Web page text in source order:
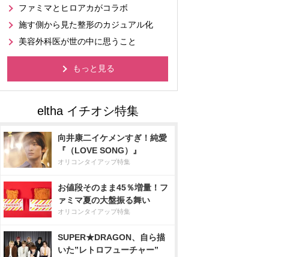
ファミマとヒロアカがコラボ
施す側から見た整形のカジュアル化
美容外科医が世の中に思うこと
もっと見る
向井康二イケメンすぎ！純愛
『（LOVE SONG）』
オリコンタイアップ特集
お値段そのまま45％増量！フ
ァミマ夏の大盤振る舞い
オリコンタイアップ特集
SUPER★DRAGON、自ら描
いた”レトロフューチャー”